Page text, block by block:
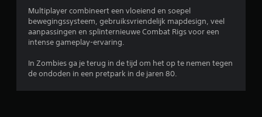
.
8
3
Multiplayer combineert een vloeiend en soepel
bewegingssysteem, gebruiksvriendelijk mapdesign, veel
aanpassingen en splinternieuwe Combat Rigs voor een
intense gameplay-ervaring.
In Zombies ga je terug in de tijd om het op te nemen tegen
de ondoden in een pretpark in de jaren 80.